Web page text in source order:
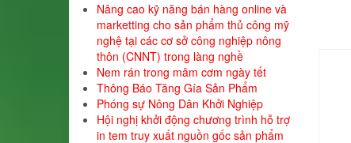
Nâng cao kỹ năng bán hàng online và
marketting cho sản phẩm thủ công mỹ
nghệ tại các cơ sở công nghiệp nông
thôn (CNNT) trong làng nghề
Nem rán trong mâm cơm ngày tết
Thông Báo Tăng Gía Sản Phẩm
Phóng sự Nông Dân Khởi Nghiệp
Hội nghị khởi động chương trình hỗ trợ
in tem truy xuất nguồn gốc sản phẩm